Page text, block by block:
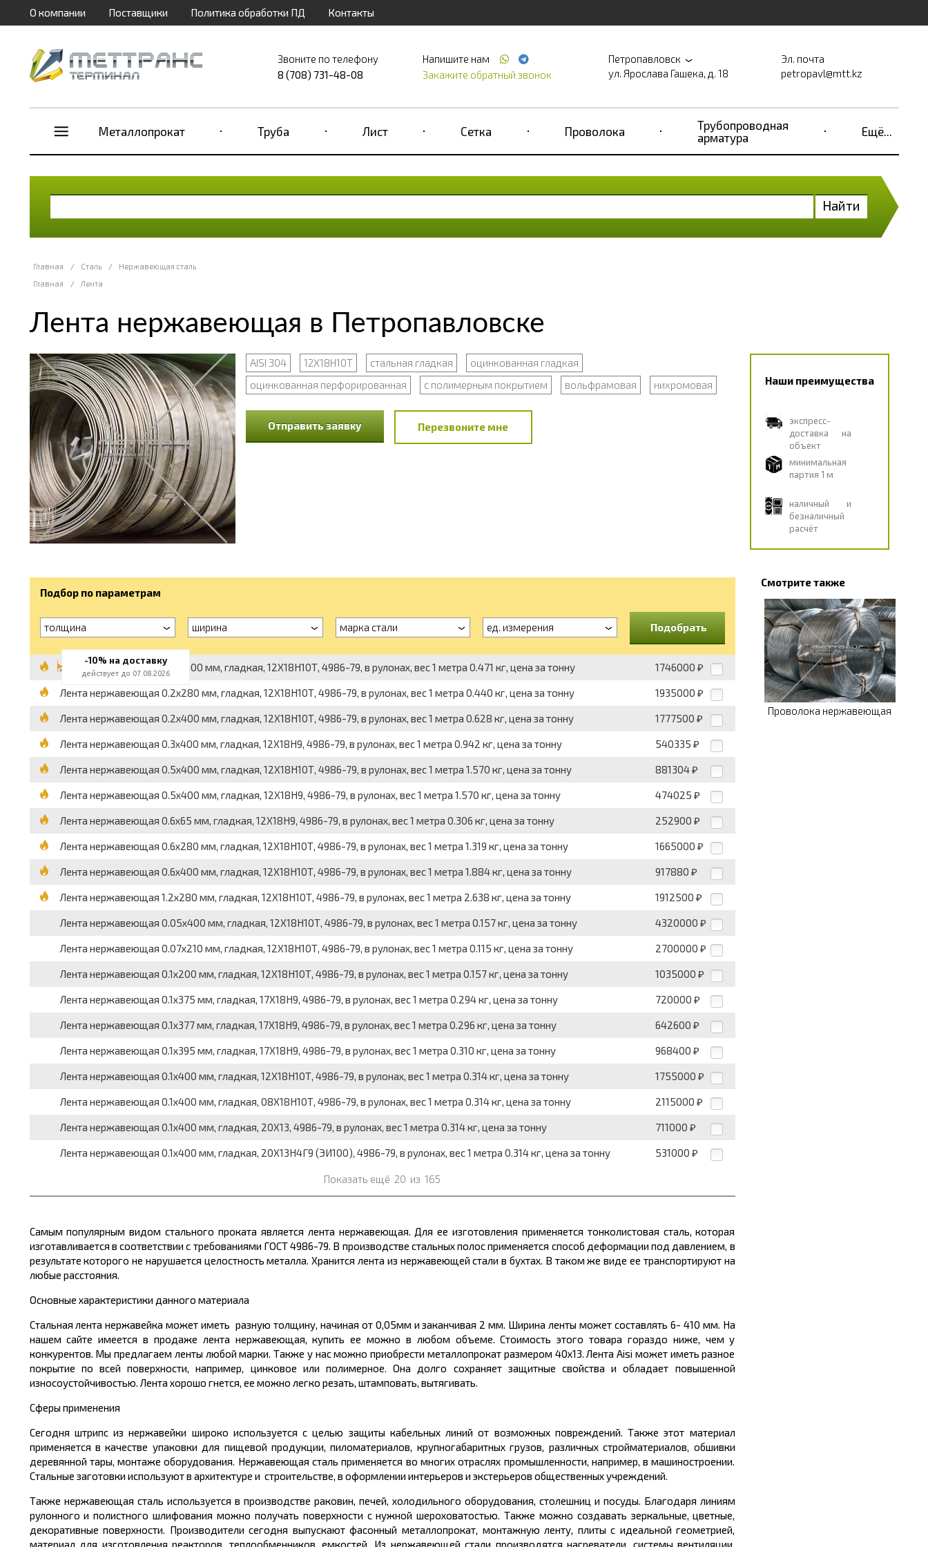
О компании Поставщики Политика обработки ПД Контакты
Звоните по телефону
8 (708) 731-48-08
Напишите нам
Закажите обратный звонок
Петропавловск
ул. Ярослава Гашека, д. 18
Эл. почта
petropavl@mtt.kz
Металлопрокат Труба Лист Сетка Проволока
Трубопроводная
арматура
Ещё...
Найти
Главная / Сталь /
Нержавеющая сталь
Главная
/ Лента
Лента нержавеющая в Петропавловске
AISI 304 12Х18Н10Т стальная гладкая
оцинкованная гладкая
оцинкованная перфорированная
с полимерным покрытием вольфрамовая нихромовая
Отправить заявку Перезвоните мне
Наши преимущества
экспресс-
доставка на
объект
минимальная
партия 1 м
наличный и
безналичный
расчёт
Подбор по параметрам
толщина ширина марка стали ед. измерения Подобрать
Лента нержавеющая 0.15x400 мм, гладкая, 12Х18Н10Т, 4986-79, в рулонах, вес 1 метра 0.471 кг, цена за тонну 1746000 ₽
Лента нержавеющая 0.2x280 мм, гладкая, 12Х18Н10Т, 4986-79, в рулонах, вес 1 метра 0.440 кг, цена за тонну 1935000 ₽
Лента нержавеющая 0.2x400 мм, гладкая, 12Х18Н10Т, 4986-79, в рулонах, вес 1 метра 0.628 кг, цена за тонну 1777500 ₽
Лента нержавеющая 0.3x400 мм, гладкая, 12Х18Н9, 4986-79, в рулонах, вес 1 метра 0.942 кг, цена за тонну 540335 ₽
Лента нержавеющая 0.5x400 мм, гладкая, 12Х18Н10Т, 4986-79, в рулонах, вес 1 метра 1.570 кг, цена за тонну 881304 ₽
Лента нержавеющая 0.5x400 мм, гладкая, 12Х18Н9, 4986-79, в рулонах, вес 1 метра 1.570 кг, цена за тонну 474025 ₽
Лента нержавеющая 0.6x65 мм, гладкая, 12Х18Н9, 4986-79, в рулонах, вес 1 метра 0.306 кг, цена за тонну 252900 ₽
Лента нержавеющая 0.6x280 мм, гладкая, 12Х18Н10Т, 4986-79, в рулонах, вес 1 метра 1.319 кг, цена за тонну 1665000 ₽
Лента нержавеющая 0.6x400 мм, гладкая, 12Х18Н10Т, 4986-79, в рулонах, вес 1 метра 1.884 кг, цена за тонну 917880 ₽
Лента нержавеющая 1.2x280 мм, гладкая, 12Х18Н10Т, 4986-79, в рулонах, вес 1 метра 2.638 кг, цена за тонну 1912500 ₽
Лента нержавеющая 0.05x400 мм, гладкая, 12Х18Н10Т, 4986-79, в рулонах, вес 1 метра 0.157 кг, цена за тонну 4320000 ₽
Лента нержавеющая 0.07x210 мм, гладкая, 12Х18Н10Т, 4986-79, в рулонах, вес 1 метра 0.115 кг, цена за тонну 2700000 ₽
Лента нержавеющая 0.1x200 мм, гладкая, 12Х18Н10Т, 4986-79, в рулонах, вес 1 метра 0.157 кг, цена за тонну 1035000 ₽
Лента нержавеющая 0.1x375 мм, гладкая, 17Х18Н9, 4986-79, в рулонах, вес 1 метра 0.294 кг, цена за тонну 720000 ₽
Лента нержавеющая 0.1x377 мм, гладкая, 17Х18Н9, 4986-79, в рулонах, вес 1 метра 0.296 кг, цена за тонну 642600 ₽
Лента нержавеющая 0.1x395 мм, гладкая, 17Х18Н9, 4986-79, в рулонах, вес 1 метра 0.310 кг, цена за тонну 968400 ₽
Лента нержавеющая 0.1x400 мм, гладкая, 12Х18Н10Т, 4986-79, в рулонах, вес 1 метра 0.314 кг, цена за тонну 1755000 ₽
Лента нержавеющая 0.1x400 мм, гладкая, 08Х18Н10Т, 4986-79, в рулонах, вес 1 метра 0.314 кг, цена за тонну 2115000 ₽
Лента нержавеющая 0.1x400 мм, гладкая, 20Х13, 4986-79, в рулонах, вес 1 метра 0.314 кг, цена за тонну 711000 ₽
Лента нержавеющая 0.1x400 мм, гладкая, 20Х13Н4Г9 (ЭИ100), 4986-79, в рулонах, вес 1 метра 0.314 кг, цена за тонну 531000 ₽
Показать ещё 20 из 165
Самым популярным видом стального проката является лента нержавеющая. Для ее изготовления применяется тонколистовая сталь, которая
изготавливается в соответствии с требованиями ГОСТ 4986-79. В производстве стальных полос применяется способ деформации под давлением, в
результате которого не нарушается целостность металла. Хранится лента из нержавеющей стали в бухтах. В таком же виде ее транспортируют на
любые расстояния.
Основные характеристики данного материала
Стальная лента нержавейка может иметь разную толщину, начиная от 0,05мм и заканчивая 2 мм. Ширина ленты может составлять 6- 410 мм. На
нашем сайте имеется в продаже лента нержавеющая, купить ее можно в любом объеме. Стоимость этого товара гораздо ниже, чем у
конкурентов. Мы предлагаем ленты любой марки. Также у нас можно приобрести металлопрокат размером 40х13. Лента Aisi может иметь разное
покрытие по всей поверхности, например, цинковое или полимерное. Она долго сохраняет защитные свойства и обладает повышенной
износоустойчивостью. Лента хорошо гнется, ее можно легко резать, штамповать, вытягивать.
Сферы применения
Сегодня штрипс из нержавейки широко используется с целью защиты кабельных линий от возможных повреждений. Также этот материал
применяется в качестве упаковки для пищевой продукции, пиломатериалов, крупногабаритных грузов, различных стройматериалов, обшивки
деревянной тары, монтаже оборудования. Нержавеющая сталь применяется во многих отраслях промышленности, например, в машиностроении.
Стальные заготовки используют в архитектуре и строительстве, в оформлении интерьеров и экстерьеров общественных учреждений.
Также нержавеющая сталь используется в производстве раковин, печей, холодильного оборудования, столешниц и посуды. Благодаря линиям
рулонного и полистного шлифования можно получать поверхности с нужной шероховатостью. Также можно создавать зеркальные, цветные,
декоративные поверхности. Производители сегодня выпускают фасонный металлопрокат, монтажную ленту, плиты с идеальной геометрией,
материал для изготовления реакторов, теплообменников, емкостей. Из нержавеющей стали производятся нагреватели, системы вентиляции,
Смотрите также
Проволока нержавеющая
-10% на доставку
действует до 07.08.2026